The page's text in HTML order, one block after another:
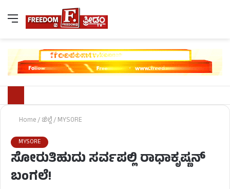
Home/ಜಿಲ್ಲೆ/MYSORE
MYSORE
ಸೋರುತಿಹುದು ಸರ್ವಪಲ್ಲಿ ರಾಧಾಕೃಷ್ಣನ್
ಬಂಗಲೆ!